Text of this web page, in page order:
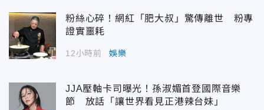
粉絲心碎！網紅「肥大叔」驚傳離世 粉專
證實噩耗
12小時前 娛樂
JJA壓軸卡司曝光！孫淑媚首登國際音樂
節 放話「讓世界看見正港辣台妹」